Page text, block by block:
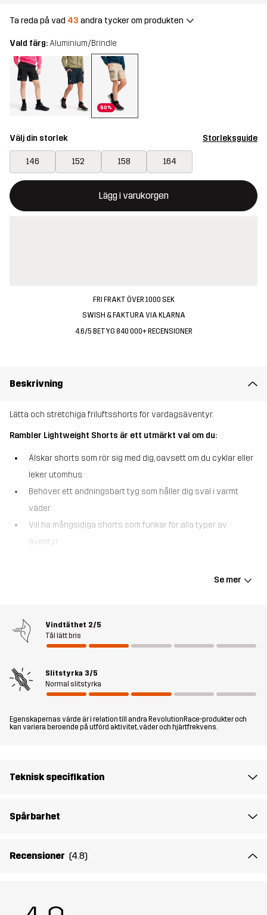
Ta reda på vad 43 andra tycker om produkten
Vald färg: Aluminium/Brindle
50%
Välj din storlek Storleksguide
146 152 158 164
Lägg i varukorgen
Denna knapp kommer att öppna en modal som bekräftar en ny
{{size}} inte tillgänglig
FRI FRAKT ÖVER 1000 SEK
SWISH & FAKTURA VIA KLARNA
4.6/5 BETYG 840 000+ RECENSIONER
Beskrivning
Lätta och stretchiga friluftsshorts för vardagsäventyr.
Rambler Lightweight Shorts är ett utmärkt val om du:
Älskar shorts som rör sig med dig, oavsett om du cyklar eller
leker utomhus
Behöver ett andningsbart tyg som håller dig sval i varmt
väder
Vill ha mångsidiga shorts som funkar för alla typer av
äventyr
varje rörelse. Shortsen är gjorda i ett lätt och stretchigt tyg för att
perfekt passform. Dessutom är de tillverkade huvudsakligen i
återvunnet material och utrustade med fickor för din mobil, nycklar
eller ett litet snacks. Perfekta för varma dagar när du behöver
65% Polyester (Återvunnen), 35% Bomull
Material 3 88% Polyamid (Återvunnen), 12% Elastan
Se mer
Vindtäthet 2/5
Tål lätt bris
Slitstyrka 3/5
Normal slitstyrka
Egenskapernas värde är i relation till andra RevolutionRace-produkter och
kan variera beroende på utförd aktivitet, väder och hjärtfrekvens.
Teknisk specifikation
Spårbarhet
Recensioner (4.8)